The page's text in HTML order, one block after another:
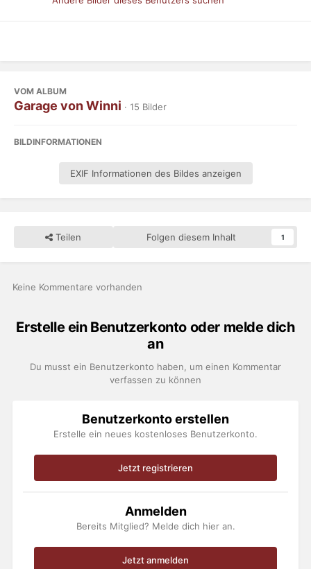
VOM ALBUM
Garage von Winni · 15 Bilder
BILDINFORMATIONEN
EXIF Informationen des Bildes anzeigen
Teilen Folgen diesem Inhalt 1
Keine Kommentare vorhanden
Erstelle ein Benutzerkonto oder melde dich
an
Du musst ein Benutzerkonto haben, um einen Kommentar
verfassen zu können
Benutzerkonto erstellen
Erstelle ein neues kostenloses Benutzerkonto.
Jetzt registrieren
Anmelden
Bereits Mitglied? Melde dich hier an.
Jetzt anmelden